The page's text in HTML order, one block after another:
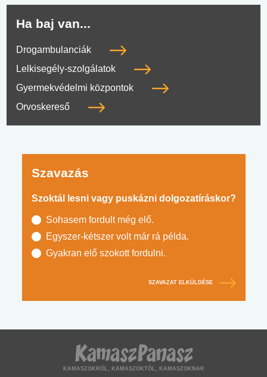
Ha baj van...
Drogambulanciák
Lelkisegély-szolgálatok
Gyermekvédelmi központok
Orvoskereső
Szavazás
Szoktál lesni vagy puskázni dolgozatíráskor?
Sohasem fordult még elő.
Egyszer-kétszer volt már rá példa.
Gyakran elő szokott fordulni.
SZAVAZAT ELKÜLDÉSE
KAMASZOKRÓL, KAMASZOKTÓL, KAMASZOKNAK